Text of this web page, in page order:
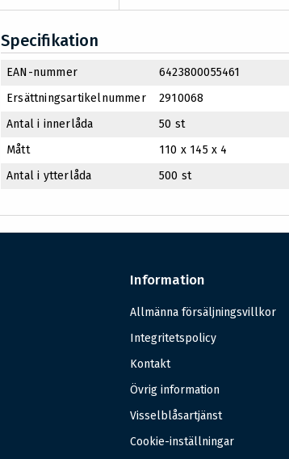
Specifikation
EAN-nummer
6423800055461
Ersättningsartikelnummer
2910068
Antal i innerlåda
50 st
Mått
110 x 145 x 4
Antal i ytterlåda
500 st
Information
Allmänna försäljningsvillkor
Integritetspolicy
Kontakt
Övrig information
Visselblåsartjänst
Cookie-inställningar